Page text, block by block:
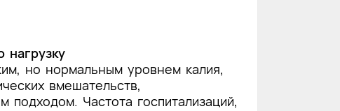
но нормальным уровнем калия,
вмешательств,
подходом. Частота госпитализаций,